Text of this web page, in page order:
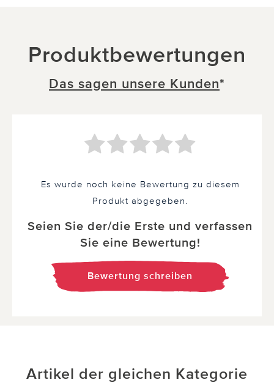
Produktbewertungen
Das sagen unsere Kunden*
Es wurde noch keine Bewertung zu diesem
Produkt abgegeben.
Seien Sie der/die Erste und verfassen
Sie eine Bewertung!
Bewertung schreiben
Artikel der gleichen Kategorie